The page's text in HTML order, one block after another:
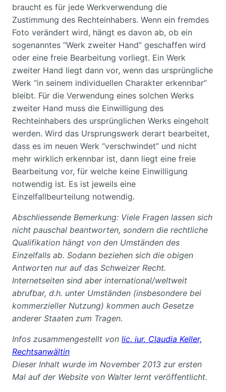
braucht es für jede Werkverwendung die
Zustimmung des Rechteinhabers. Wenn ein fremdes
Foto verändert wird, hängt es davon ab, ob ein
sogenanntes “Werk zweiter Hand” geschaffen wird
oder eine freie Bearbeitung vorliegt. Ein Werk
zweiter Hand liegt dann vor, wenn das ursprüngliche
Werk “in seinem individuellen Charakter erkennbar”
bleibt. Für die Verwendung eines solchen Werks
zweiter Hand muss die Einwilligung des
Rechteinhabers des ursprünglichen Werks eingeholt
werden. Wird das Ursprungswerk derart bearbeitet,
dass es im neuen Werk “verschwindet” und nicht
mehr wirklich erkennbar ist, dann liegt eine freie
Bearbeitung vor, für welche keine Einwilligung
notwendig ist. Es ist jeweils eine
Einzelfallbeurteilung notwendig.
Abschliessende Bemerkung: Viele Fragen lassen sich
nicht pauschal beantworten, sondern die rechtliche
Qualifikation hängt von den Umständen des
Einzelfalls ab. Sodann beziehen sich die obigen
Antworten nur auf das Schweizer Recht.
Internetseiten sind aber international/weltweit
abrufbar, d.h. unter Umständen (insbesondere bei
kommerzieller Nutzung) kommen auch Gesetze
anderer Staaten zum Tragen.
Infos zusammengestellt von lic. iur. Claudia Keller,
Rechtsanwältin
Dieser Inhalt wurde im November 2013 zur ersten
Mal auf der Website von Walter lernt veröffentlicht.